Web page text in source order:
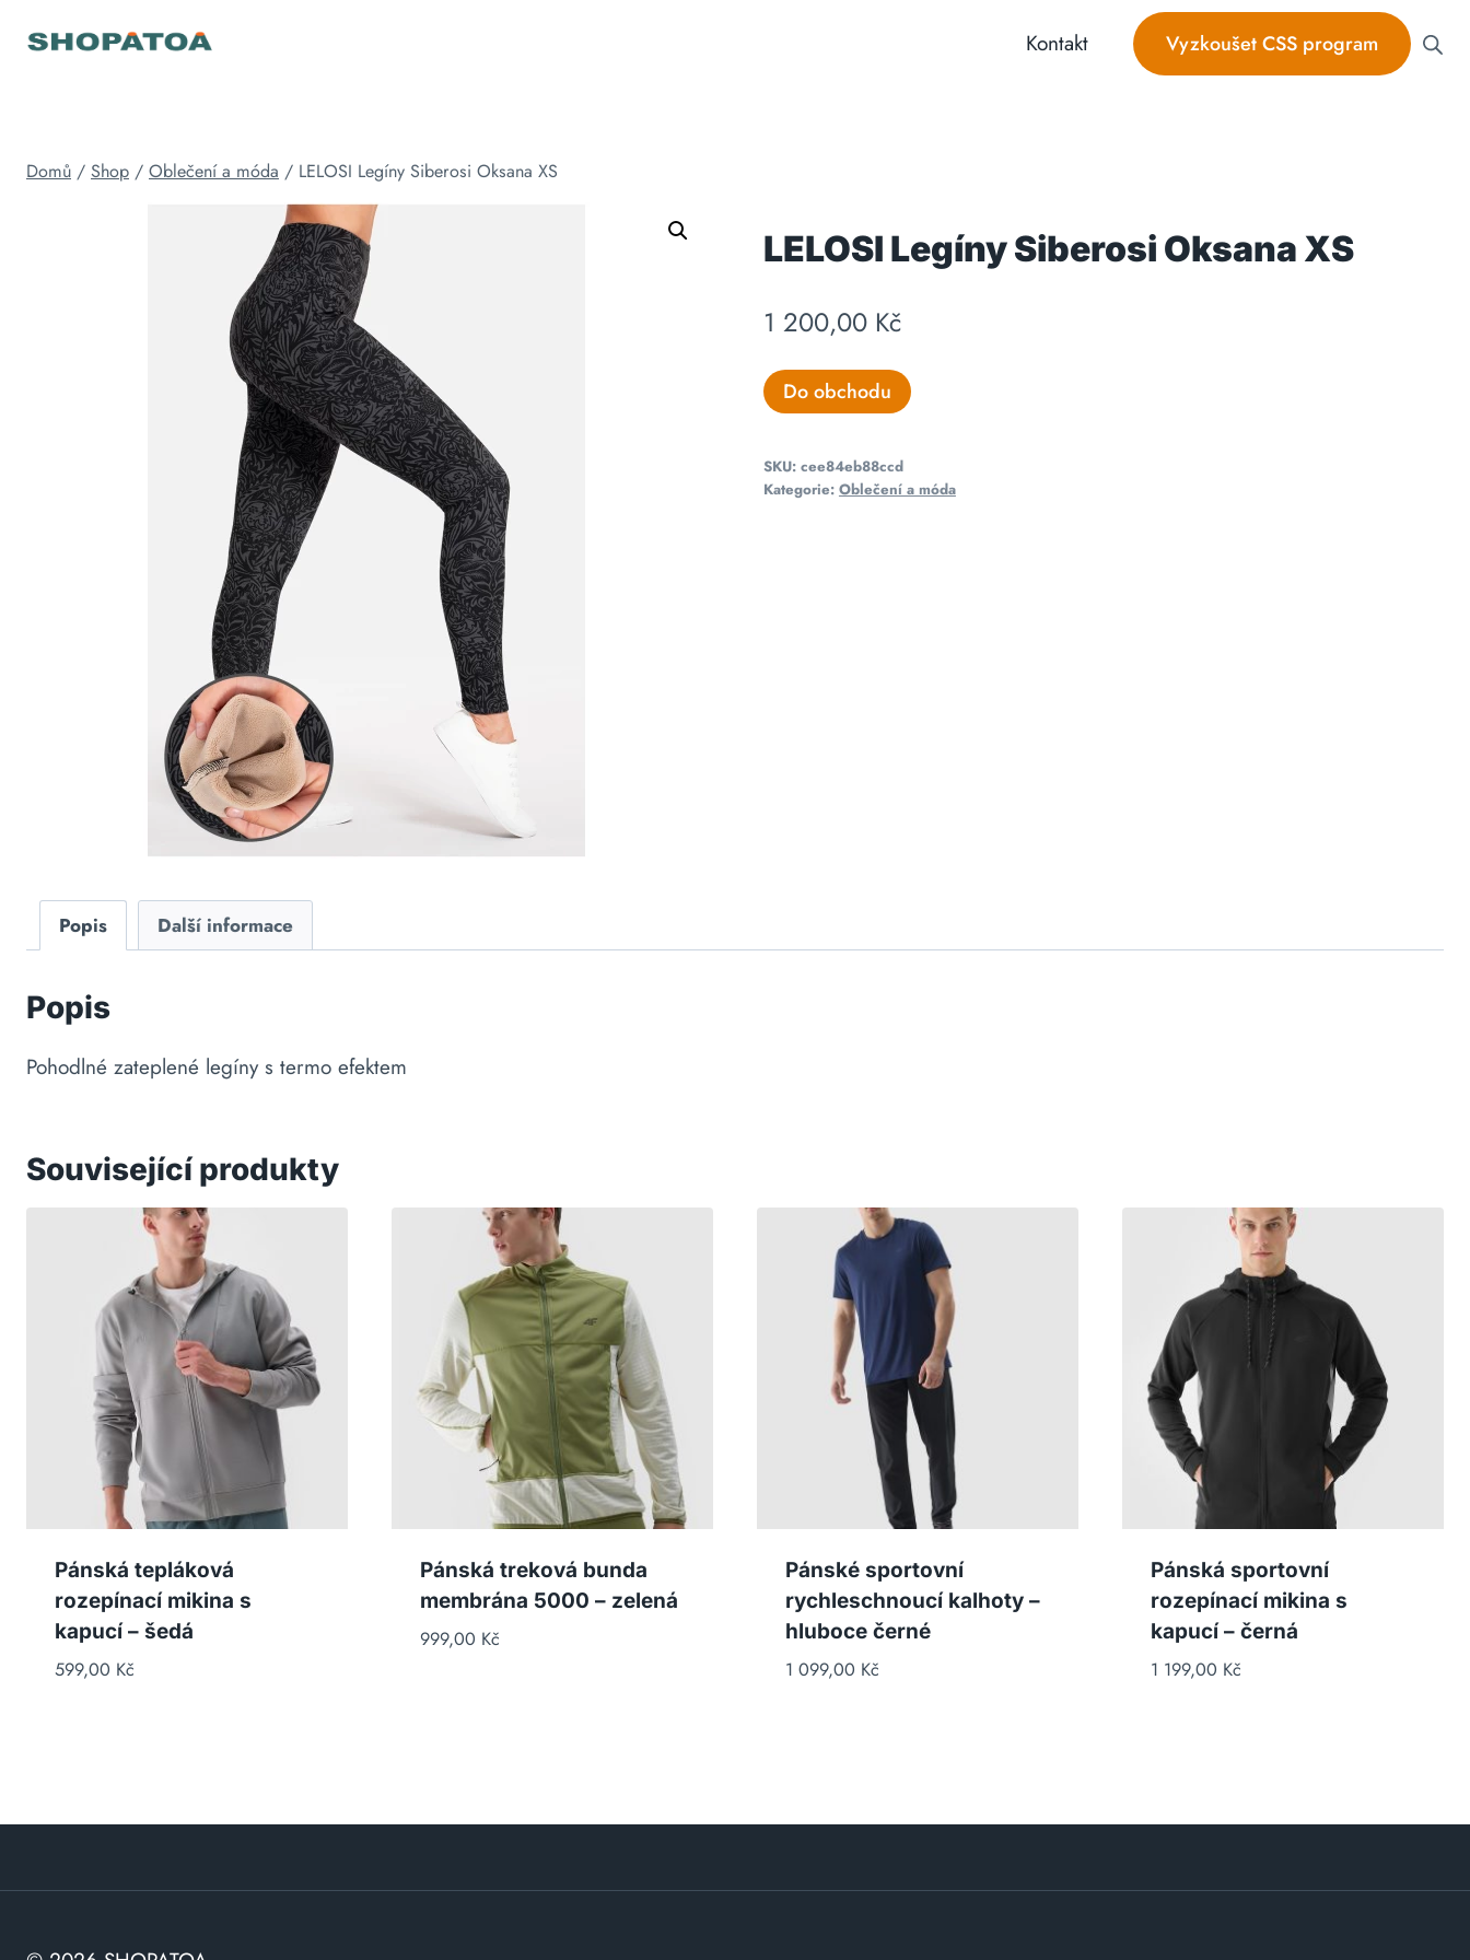
Kontakt Vyzkoušet CSS program
Domů / Shop / Oblečení a móda / LELOSI Legíny Siberosi Oksana XS
LELOSI Legíny Siberosi Oksana XS
1 200,00 Kč
Do obchodu
SKU: cee84eb88ccd
Kategorie: Oblečení a móda
Popis Další informace
Popis
Pohodlné zateplené legíny s termo efektem
Související produkty
Pánská tepláková
rozepínací mikina s
kapucí – šedá
599,00 Kč
Pánská treková bunda
membrána 5000 – zelená
999,00 Kč
Pánské sportovní
rychleschnoucí kalhoty –
hluboce černé
1 099,00 Kč
Pánská sportovní
rozepínací mikina s
kapucí – černá
1 199,00 Kč